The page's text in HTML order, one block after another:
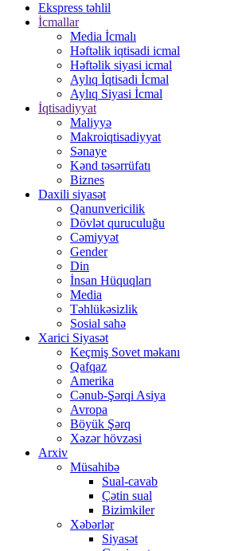
Ekspress təhlil
İcmallar
Media İcmalı
Həftəlik iqtisadi icmal
Həftəlik siyasi icmal
Aylıq İqtisadi İcmal
Aylıq Siyasi İcmal
İqtisadiyyat
Maliyyə
Makroiqtisadiyyat
Sənaye
Kənd təsərrüfatı
Biznes
Daxili siyasət
Qanunvericilik
Dövlət quruculuğu
Cəmiyyət
Gender
Din
İnsan Hüquqları
Media
Təhlükəsizlik
Sosial sahə
Xarici Siyasət
Keçmiş Sovet məkanı
Qafqaz
Amerika
Cənub-Şərqi Asiya
Avropa
Böyük Şərq
Xəzər hövzəsi
Arxiv
Müsahibə
Sual-cavab
Çətin sual
Bizimkiler
Xəbərlər
Siyasət